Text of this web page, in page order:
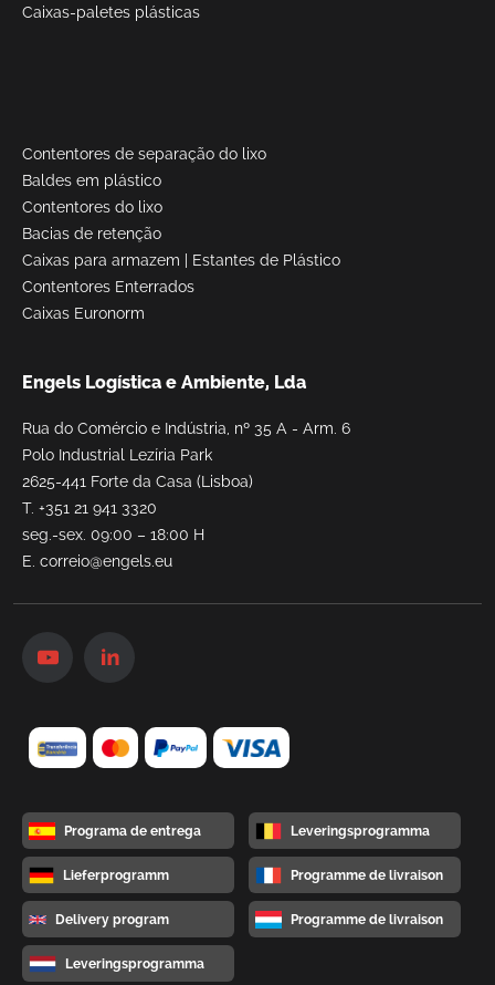
Caixas-paletes plásticas
Contentores de separação do lixo
Baldes em plástico
Contentores do lixo
Bacias de retenção
Caixas para armazem
Estantes de Plástico
Contentores Enterrados
Caixas Euronorm
Engels Logística e Ambiente, Lda
Rua do Comércio e Indústria, nº 35 A - Arm. 6
Polo Industrial Lezíria Park
2625-441 Forte da Casa (Lisboa)
T. +351 21 941 3320
seg.-sex. 09:00 – 18:00 H
E. correio@engels.eu
Programa de entrega Leveringsprogramma
Lieferprogramm Programme de livraison
Delivery program Programme de livraison
Leveringsprogramma